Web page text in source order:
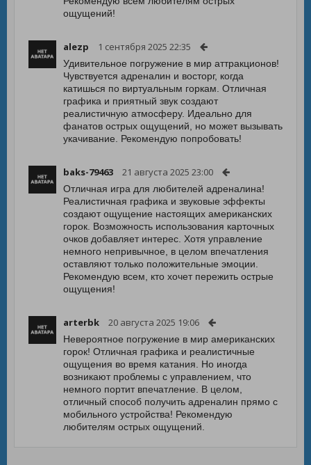
ощущений!
alezp 1 сентября 2025 22:35
Удивительное погружение в мир аттракционов!
Чувствуется адреналин и восторг, когда
катишься по виртуальным горкам. Отличная
графика и приятный звук создают
реалистичную атмосферу. Идеально для
фанатов острых ощущений, но может вызывать
укачивание. Рекомендую попробовать!
baks-79463 21 августа 2025 23:00
Отличная игра для любителей адреналина!
Реалистичная графика и звуковые эффекты
создают ощущение настоящих американских
горок. Возможность использования карточных
очков добавляет интерес. Хотя управление
немного непривычное, в целом впечатления
оставляют только положительные эмоции.
Рекомендую всем, кто хочет пережить острые
ощущения!
arterbk 20 августа 2025 19:06
Невероятное погружение в мир американских
горок! Отличная графика и реалистичные
ощущения во время катания. Но иногда
возникают проблемы с управлением, что
немного портит впечатление. В целом,
отличный способ получить адреналин прямо с
мобильного устройства! Рекомендую
любителям острых ощущений.